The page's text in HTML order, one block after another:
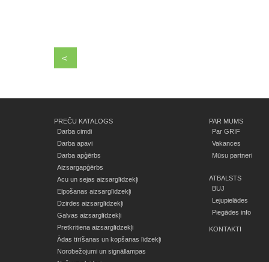
<
PREČU KATALOGS
Darba cimdi
Darba apavi
Darba apģērbs
Aizsargapģērbs
Acu un sejas aizsarglīdzekļi
Elpošanas aizsarglīdzekļi
Dzirdes aizsarglīdzekļi
Galvas aizsarglīdzekļi
Pretkritiena aizsarglīdzekļi
Ādas tīrīšanas un kopšanas līdzekļi
Norobežojumi un signāllampas
PAR MUMS
Par GRIF
Vakances
Mūsu partneri
ATBALSTS
BUJ
Lejupielādes
Piegādes info
KONTAKTI